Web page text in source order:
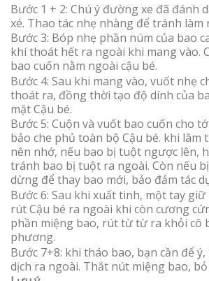
Bước 1 + 2: Chú ý đường xe đã đánh
xé. Thao tác nhẹ nhàng để tránh làm
Bước 3: Bóp nhẹ phần núm của bao
khí thoát hết ra ngoài khi mang vào.
bao cuốn nằm ngoài cậu bé.
Bước 4: Sau khi mang vào, vuốt nhẹ
thoát ra, đồng thời tạo độ dính của
mặt Cậu bé.
Bước 5: Cuộn và vuốt bao cuốn cho
bảo che phủ toàn bộ Cậu bé. khi lâm
nên nhớ, nếu bao bị tuột ngược lên,
tránh bao bị tuột ra ngoài. Còn nếu
dừng để thay bao mới, bảo đảm tác
Bước 6: Sau khi xuất tinh, một tay
rút Cậu bé ra ngoài khi còn cương
phần miệng bao, rút từ từ ra khỏi cô
phương.
Bước 7+8: khi tháo bao, bạn cần để
dịch ra ngoài. Thắt nút miệng bao,